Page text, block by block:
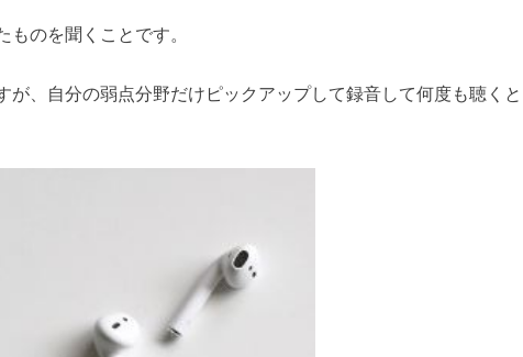
のを聞くことです。
が、自分の弱点分野だけピックアップして録音して何度も聴くと